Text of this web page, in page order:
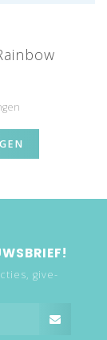
give-